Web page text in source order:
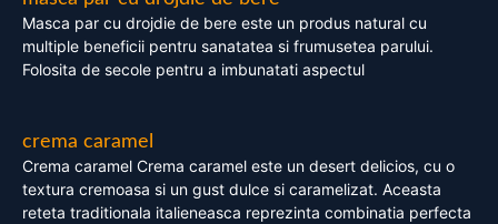
Masca par cu drojdie de bere este un produs natural cu
multiple beneficii pentru sanatatea si frumusetea parului.
Folosita de secole pentru a imbunatati aspectul
crema caramel
Crema caramel Crema caramel este un desert delicios, cu o
textura cremoasa si un gust dulce si caramelizat. Aceasta
reteta traditionala italieneasca reprezinta combinatia perfecta